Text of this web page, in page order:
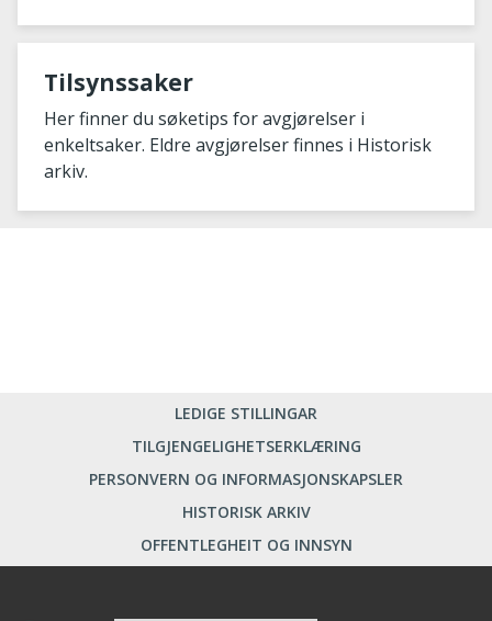
Tilsynssaker
Her finner du søketips for avgjørelser i
enkeltsaker. Eldre avgjørelser finnes i Historisk
arkiv.
LEDIGE STILLINGAR
TILGJENGELIGHETSERKLÆRING
PERSONVERN OG INFORMASJONSKAPSLER
HISTORISK ARKIV
OFFENTLEGHEIT OG INNSYN